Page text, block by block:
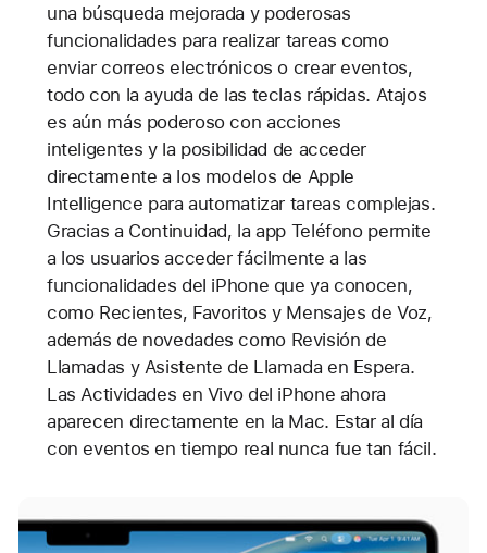
una búsqueda mejorada y poderosas
funcionalidades para realizar tareas como
enviar correos electrónicos o crear eventos,
todo con la ayuda de las teclas rápidas. Atajos
es aún más poderoso con acciones
inteligentes y la posibilidad de acceder
directamente a los modelos de Apple
Intelligence para automatizar tareas complejas.
Gracias a Continuidad, la app Teléfono permite
a los usuarios acceder fácilmente a las
funcionalidades del iPhone que ya conocen,
como Recientes, Favoritos y Mensajes de Voz,
además de novedades como Revisión de
Llamadas y Asistente de Llamada en Espera.
Las Actividades en Vivo del iPhone ahora
aparecen directamente en la Mac. Estar al día
con eventos en tiempo real nunca fue tan fácil.